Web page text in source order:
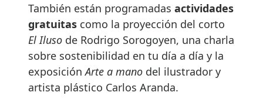
También están programadas actividades
gratuitas como la proyección del corto
El Iluso de Rodrigo Sorogoyen, una charla
sobre sostenibilidad en tu día a día y la
exposiciónArte a mano del ilustrador y
artista plástico Carlos Aranda.